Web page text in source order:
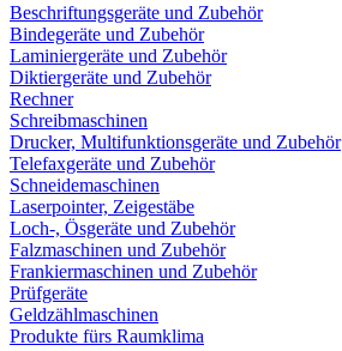
Beschriftungsgeräte und Zubehör
Bindegeräte und Zubehör
Laminiergeräte und Zubehör
Diktiergeräte und Zubehör
Rechner
Schreibmaschinen
Drucker, Multifunktionsgeräte und Zubehör
Telefaxgeräte und Zubehör
Schneidemaschinen
Laserpointer, Zeigestäbe
Loch-, Ösgeräte und Zubehör
Falzmaschinen und Zubehör
Frankiermaschinen und Zubehör
Prüfgeräte
Geldzählmaschinen
Produkte fürs Raumklima